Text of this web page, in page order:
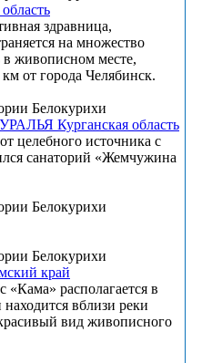
здравница,
на множество
живописном месте,
от города Челябинск.
Курганская область
целебного источника с
санаторий «Жемчужина
край
располагается в
вблизи реки
вид живописного